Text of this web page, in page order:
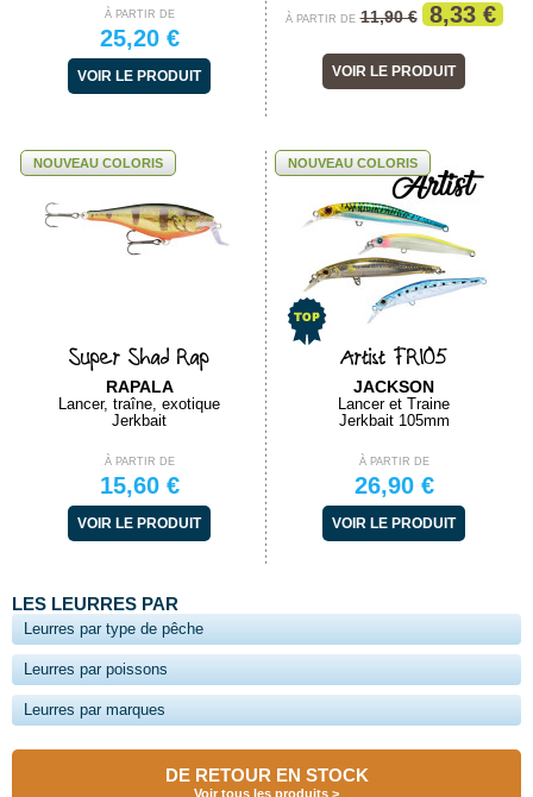
À PARTIR DE
25,20 €
VOIR LE PRODUIT
À PARTIR DE 11,90 € 8,33 €
VOIR LE PRODUIT
NOUVEAU COLORIS
Super Shad Rap
RAPALA
Lancer, traîne, exotique
Jerkbait
À PARTIR DE
15,60 €
VOIR LE PRODUIT
NOUVEAU COLORIS
Artist FR105
JACKSON
Lancer et Traine
Jerkbait 105mm
À PARTIR DE
26,90 €
VOIR LE PRODUIT
LES LEURRES PAR
Leurres par type de pêche
Leurres par poissons
Leurres par marques
DE RETOUR EN STOCK
Voir tous les produits